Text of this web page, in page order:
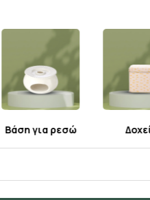
Βάση για ρεσώ